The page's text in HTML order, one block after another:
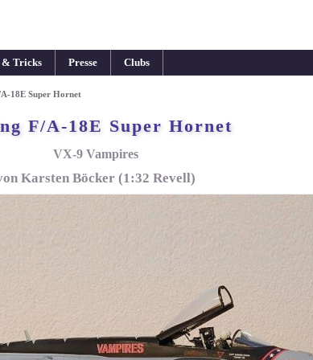
& Tricks Presse Clubs
18E Super Hornet
F/A-18E Super Hornet
VX-9 Vampires
Karsten Böcker (1:32 Revell)